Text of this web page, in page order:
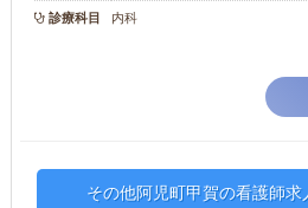
診療科目 内科
その他阿児町甲賀の看護師